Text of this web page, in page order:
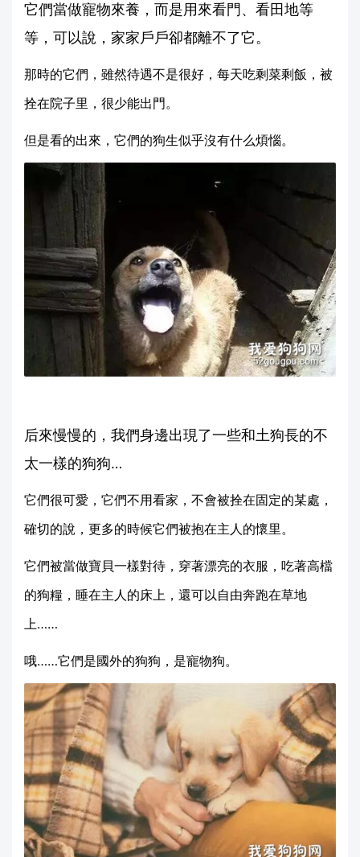
它們當做寵物來養，而是用來看門、看田地等
等，可以說，家家戶戶卻都離不了它。
那時的它們，雖然待遇不是很好，每天吃剩菜剩飯，被
拴在院子里，很少能出門。
但是看的出來，它們的狗生似乎沒有什么煩惱。
后來慢慢的，我們身邊出現了一些和土狗長的不
太一樣的狗狗…
它們很可愛，它們不用看家，不會被拴在固定的某處，
確切的說，更多的時候它們被抱在主人的懷里。
它們被當做寶貝一樣對待，穿著漂亮的衣服，吃著高檔
的狗糧，睡在主人的床上，還可以自由奔跑在草地
上……
哦……它們是國外的狗狗，是寵物狗。